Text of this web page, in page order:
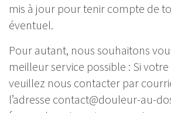
mis à jour pour tenir compte de
éventuel.
Pour autant, nous souhaitons
meilleur service possible : Si
veuillez nous contacter par
l’adresse contact@douleur-au-